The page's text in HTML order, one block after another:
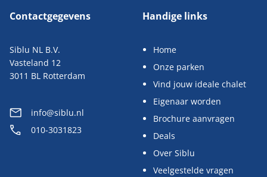
Contactgegevens
Siblu NL B.V.
Vasteland 12
3011 BL Rotterdam
info@siblu.nl
010-3031823
Handige links
Home
Onze parken
Vind jouw ideale chalet
Eigenaar worden
Brochure aanvragen
Deals
Over Siblu
Veelgestelde vragen